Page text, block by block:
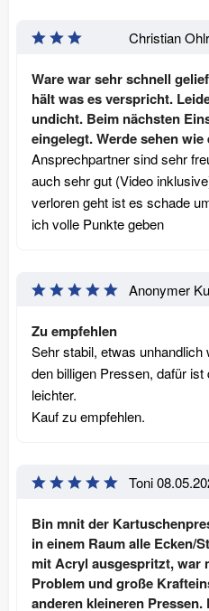
Christian
Ware war sehr schnell
hält was es verspricht.
undicht. Beim nächsten
eingelegt. Werde sehen
Ansprechpartner sind sehr
auch sehr gut (Video
verloren geht ist es schade
ich volle Punkte geben
Anonymer
Zu empfehlen
Sehr stabil, etwas
den billigen Pressen, dafür
leichter.
Kauf zu empfehlen.
Toni
Bin mnit der
in einem Raum alle Ecken/
mit Acryl ausgespritzt, war
Problem und große
anderen kleineren